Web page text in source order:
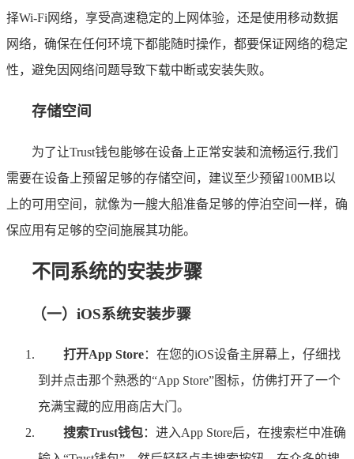
择Wi-Fi网络，享受高速稳定的上网体验，还是使用移动数据
网络，确保在任何环境下都能随时操作，都要保证网络的稳定
性，避免因网络问题导致下载中断或安装失败。
存储空间
为了让Trust钱包能够在设备上正常安装和流畅运行,我们
需要在设备上预留足够的存储空间，建议至少预留100MB以
上的可用空间，就像为一艘大船准备足够的停泊空间一样，确
保应用有足够的空间施展其功能。
不同系统的安装步骤
（一）iOS系统安装步骤
打开App Store：在您的iOS设备主屏幕上，仔细找
到并点击那个熟悉的“App Store”图标，仿佛打开了一个
充满宝藏的应用商店大门。
搜索Trust钱包：进入App Store后，在搜索栏中准确